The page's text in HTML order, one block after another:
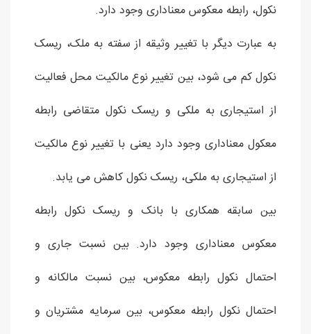
نکول، رابطه معکوس معناداری وجود دارد.
به عبارت دیگر با تغییر وثیقه از سفته به ملک، ریسک
نکول کم می شود، بین تغییر نوع مالکیت محل فعالیت
از استیجاری به ملکی و ریسک نکول متقاضی رابطه
معکول معناداری وجود دارد یعنی با تغییر نوع مالکیت
از استیجاری به ملکی، ریسک نکول کاهش می یابد.
بین سابقه همکاری با بانک و ریسک نکول رابطه
معکوس معناداری وجود دارد. بین نسبت جاری و
احتمال نکول رابطه معکوس، بین نسبت مالکانه و
احتمال نکول رابطه معکوس، بین سرمایه مشتریان و